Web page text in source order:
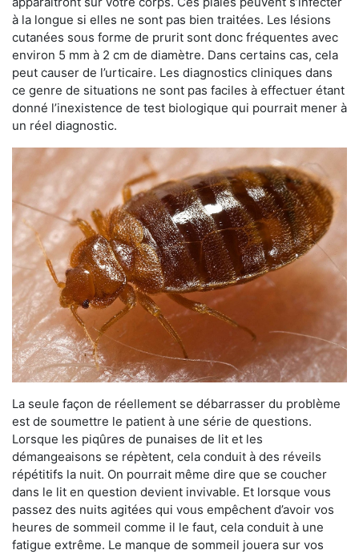
à la longue si elles ne sont pas bien traitées. Les lésions
cutanées sous forme de prurit sont donc fréquentes avec
environ 5 mm à 2 cm de diamètre. Dans certains cas, cela
peut causer de l’urticaire. Les diagnostics cliniques dans
ce genre de situations ne sont pas faciles à effectuer étant
donné l’inexistence de test biologique qui pourrait mener à
un réel diagnostic.
La seule façon de réellement se débarrasser du problème
est de soumettre le patient à une série de questions.
Lorsque les piqûres de punaises de lit et les
démangeaisons se répètent, cela conduit à des réveils
répétitifs la nuit. On pourrait même dire que se coucher
dans le lit en question devient invivable. Et lorsque vous
passez des nuits agitées qui vous empêchent d’avoir vos
heures de sommeil comme il le faut, cela conduit à une
fatigue extrême. Le manque de sommeil jouera sur vos